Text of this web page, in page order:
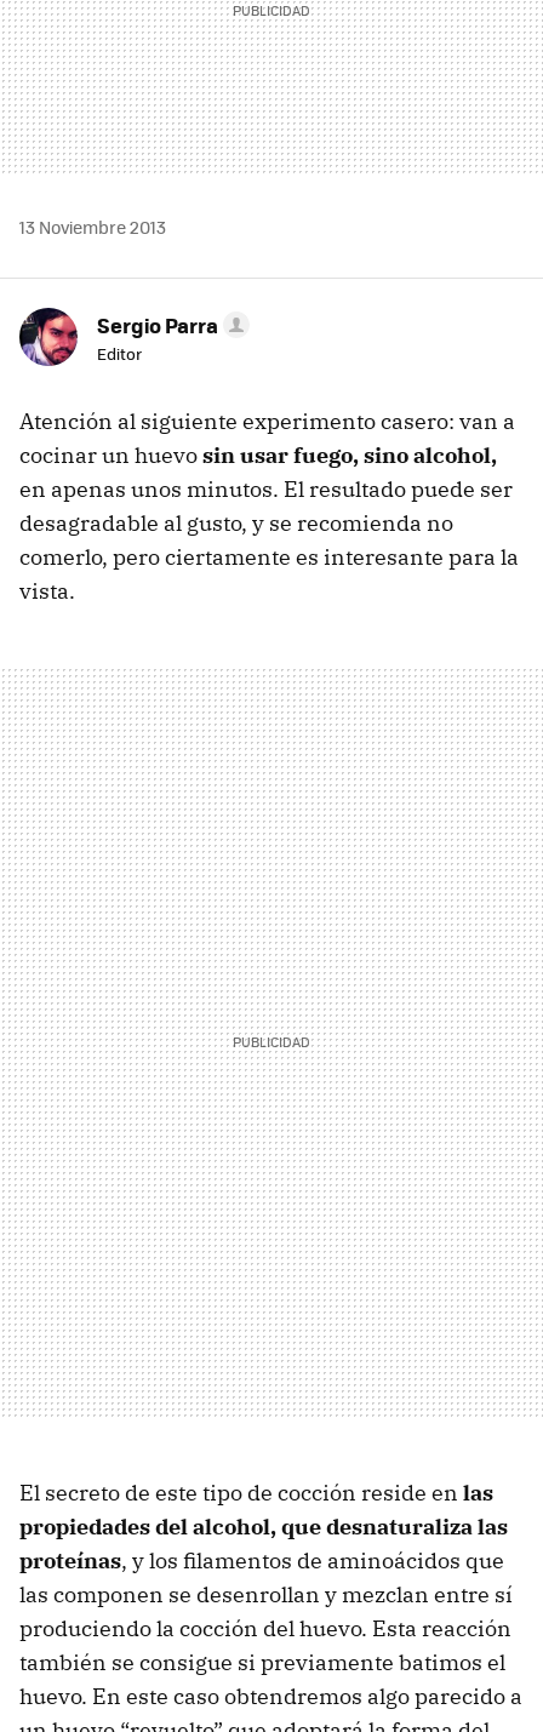
13 Noviembre 2013
Sergio Parra
Editor
Atención al siguiente experimento casero: van a
cocinar un huevosin usar fuego, sino alcohol,
en apenas unos minutos. El resultado puede ser
desagradable al gusto, y se recomienda no
comerlo, pero ciertamente es interesante para la
vista.
El secreto de este tipo de cocción reside en las
propiedades del alcohol, que desnaturaliza las
proteínas, y los filamentos de aminoácidos que
las componen se desenrollan y mezclan entre sí
produciendo la cocción del huevo. Esta reacción
también se consigue si previamente batimos el
huevo. En este caso obtendremos algo parecido a